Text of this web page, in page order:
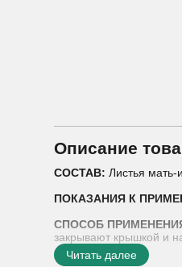
Описание
СОСТАВ: Листья мать-
ПОКАЗАНИЯ К
СПОСОБ
закрывают крышкой и
полученного настоя
Способ употребления:
Читать далее